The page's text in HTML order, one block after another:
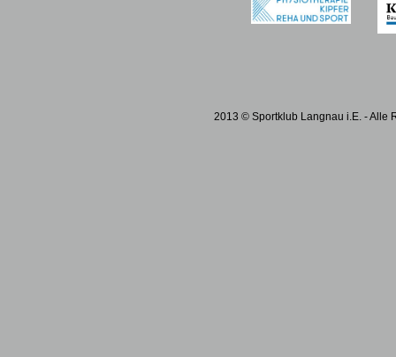
2013 © Sportklub Langnau i.E. - Alle